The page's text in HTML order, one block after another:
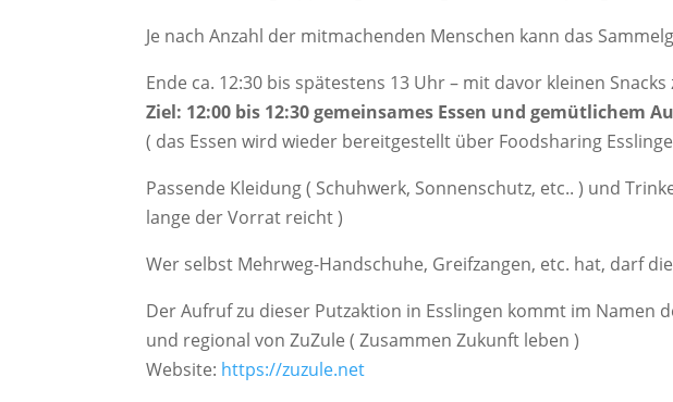
Je nach Anzahl der mitmachenden Menschen kann das
Ende ca. 12:30 bis spätestens 13 Uhr – mit davor kleinen
Ziel: 12:00 bis 12:30 gemeinsames Essen und gemütlichem
( das Essen wird wieder bereitgestellt über Foodsharing
Passende Kleidung ( Schuhwerk, Sonnenschutz, etc.. ) und
lange der Vorrat reicht )
Wer selbst Mehrweg-Handschuhe, Greifzangen, etc. hat, darf
Der Aufruf zu dieser Putzaktion in Esslingen kommt im Namen
und regional von ZuZule ( Zusammen Zukunft leben )
Website: https://zuzule.net